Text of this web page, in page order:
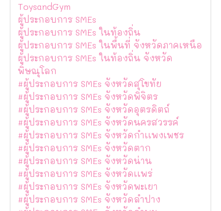
ToysandGym
ผู้ประกอบการ SMEs
ผู้ประกอบการ SMEs ในท้องถิ่น
ผู้ประกอบการ SMEs ในพื้นที่ จังหวัดภาคเหนือ
ผู้ประกอบการ SMEs ในท้องถิ่น จังหวัด
พิษณุโลก
#ผู้ประกอบการ SMEs จังหวัดสุโขทัย
#ผู้ประกอบการ SMEs จังหวัดพิจิตร
#ผู้ประกอบการ SMEs จังหวัดอุตรดิตถ์
#ผู้ประกอบการ SMEs จังหวัดนครสวรรค์
#ผู้ประกอบการ SMEs จังหวัดกำเเพงเพชร
#ผู้ประกอบการ SMEs จังหวัดตาก
#ผู้ประกอบการ SMEs จังหวัดน่าน
#ผู้ประกอบการ SMEs จังหวัดเเพร่
#ผู้ประกอบการ SMEs จังหวัดพะเยา
#ผู้ประกอบการ SMEs จังหวัดลำปาง